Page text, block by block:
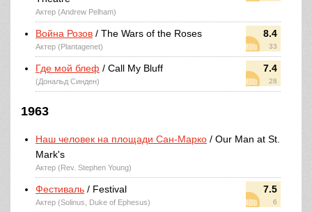
Актер (Andrew Pelham)
8.4
33
Война Розов / The Wars of the Roses
Актер (Plantagenet)
7.4
28
Где мой блеф / Call My Bluff
(Дональд Синден)
1963
Наш человек на площади Сан-Марко / Our Man at St.
Mark's
Актер (Rev. Stephen Young)
7.5
6
Фестиваль / Festival
Актер (Solinus, Duke of Ephesus)